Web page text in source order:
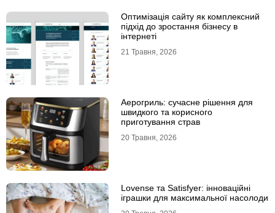
Оптимізація сайту як комплексний
підхід до зростання бізнесу в
інтернеті
21 Травня, 2026
Аерогриль: сучасне рішення для
швидкого та корисного
приготування страв
20 Травня, 2026
Lovense та Satisfyer: інноваційні
іграшки для максимальної насолоди